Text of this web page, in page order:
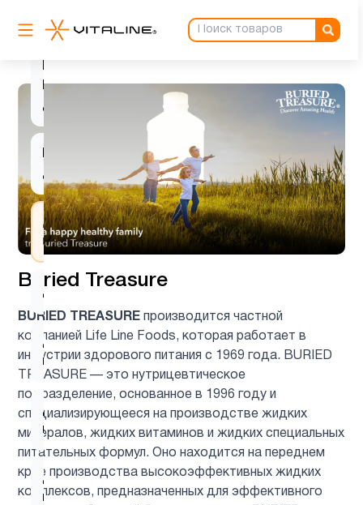
Buried Treasure
BURIED TREASURE производится частной
компанией Life Line Foods, которая работает в
индустрии здорового питания с 1969 года. BURIED
TREASURE — это нутрицевтическое
подразделение, основанное в 1996 году и
специализирующееся на производстве жидких
минералов, жидких витаминов и жидких специальных
питательных формул. Оно находится на переднем
крае производства высокоэффективных жидких
комплексов, предназначенных для эффективного
B12
D для
детей
1
д3
Детские
мультивитамины
1
Детям
Деятельность
мозга
1
Для
младенцев
1
Для
похудения
1